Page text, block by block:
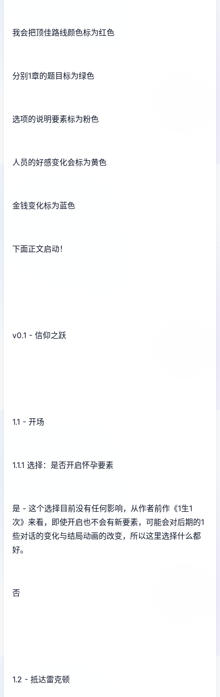
我会把顶佳路线颜色标为红色
分别1章的题目标为绿色
选项的说明要素标为粉色
人员的好感变化会标为黄色
金钱变化标为蓝色
下面正文启动！
v0.1 - 信仰之跃
1.1 - 开场
1.1.1 选择：是否开启怀孕要素
是 - 这个选择目前没有任何影响，从作者前作《1生1
次》来看，即使开启也不会有新要素，可能会对后期的1
些对话的变化与结局动画的改变，所以这里选择什么都
好。
否
1.2 - 抵达雷克顿